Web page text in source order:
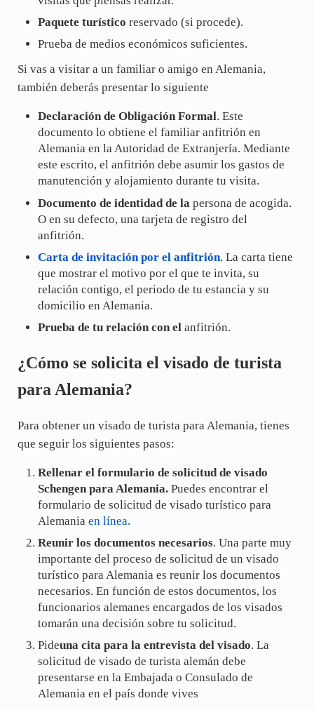
Paquete turísticoreservado (si procede).
Prueba de medios económicos suficientes.
Si vas a visitar a un familiar o amigo en Alemania,
también deberás presentar lo siguiente
Declaración de Obligación Formal. Este
documento lo obtiene el familiar anfitrión en
Alemania en la Autoridad de Extranjería. Mediante
este escrito, el anfitrión debe asumir los gastos de
manutención y alojamiento durante tu visita.
Documento de identidad de la persona de acogida.
O en su defecto, una tarjeta de registro del
anfitrión.
Carta de invitaciónpor el anfitrión. La carta tiene
que mostrar el motivo por el que te invita, su
relación contigo, el periodo de tu estancia y su
domicilio en Alemania.
Prueba de tu relación con el anfitrión.
¿Cómo se solicita el visado de turista
para Alemania?
Para obtener un visado de turista para Alemania, tienes
que seguir los siguientes pasos:
Rellenar el formulario de solicitud de visado
Schengen para Alemania. Puedes encontrar el
formulario de solicitud de visado turístico para
Alemaniaen línea.
Reunir los documentos necesarios. Una parte muy
importante del proceso de solicitud de un visado
turístico para Alemania es reunir los documentos
necesarios. En función de estos documentos, los
funcionarios alemanes encargados de los visados
tomarán una decisión sobre tu solicitud.
Pideuna cita para la entrevista del visado. La
solicitud de visado de turista alemán debe
presentarse en la Embajada o Consulado de
Alemania en el país donde vives